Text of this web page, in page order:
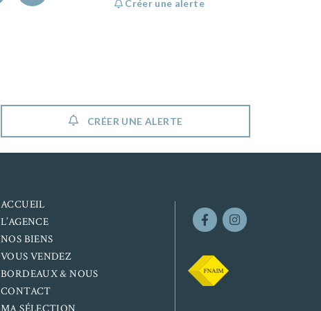
Créer une alerte
CRÉER UNE ALERTE
ACCUEIL
L’AGENCE
NOS BIENS
VOUS VENDEZ
BORDEAUX & NOUS
CONTACT